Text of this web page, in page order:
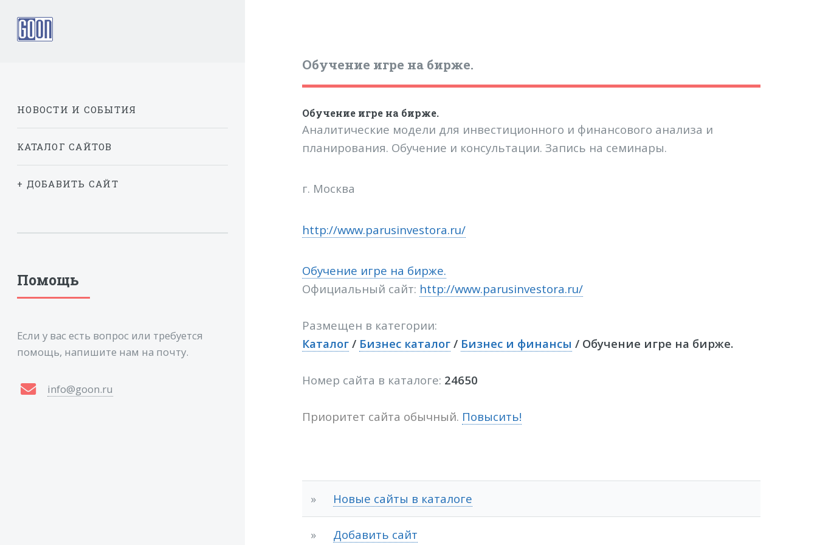
Обучение игре на бирже.
Обучение игре на бирже.
Аналитические модели для инвестиционного и финансового анализа и
планирования. Обучение и консультации. Запись на семинары.
г. Москва
http://www.parusinvestora.ru/
Обучение игре на бирже.
Официальный сайт: http://www.parusinvestora.ru/
Размещен в категории:
Каталог/ Бизнес каталог/ Бизнес и финансы / Обучение игре на бирже.
Номер сайта в каталоге: 24650
Приоритет сайта обычный. Повысить!
» Новые сайты в каталоге
» Добавить сайт
НОВОСТИ И СОБЫТИЯ
КАТАЛОГ САЙТОВ
+ ДОБАВИТЬ САЙТ
Помощь
Если у вас есть вопрос или требуется
помощь, напишите нам на почту.
info@goon.ru